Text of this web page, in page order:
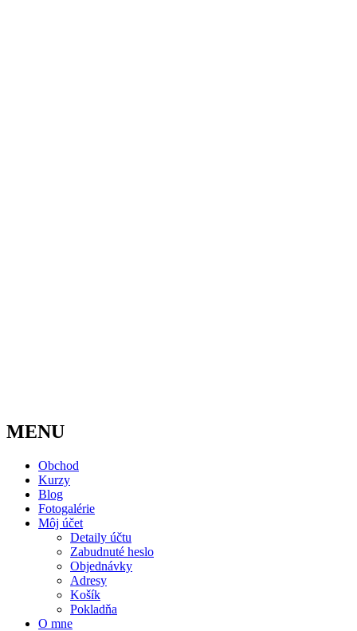
MENU
Obchod
Kurzy
Blog
Fotogalérie
Môj účet
Detaily účtu
Zabudnuté heslo
Objednávky
Adresy
Košík
Pokladňa
O mne